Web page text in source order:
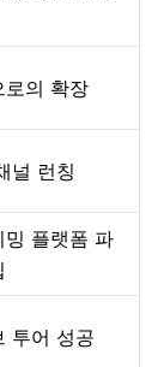
로의 확장
널 런칭
밍 플랫폼 파
투어 성공